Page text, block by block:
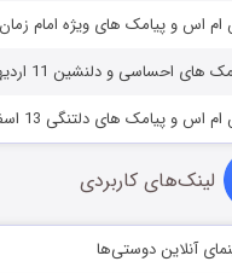
اس و پیامک های ویژه امام زمان (عج) 15
های احساسی و دلنشین 11 اردیهشت 1392
اس و پیامک های دلتنگی 13 اسفند 1392
لینک‌های کاربردی
آنلاین دوستی‌ها